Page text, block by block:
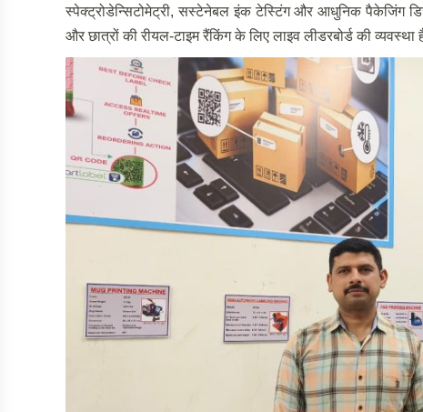
स्पेक्ट्रोडेन्सिटोमेट्री, सस्टेनेबल इंक टेस्टिंग और आधुनिक पैकेजिंग
और छात्रों की रीयल-टाइम रैंकिंग के लिए लाइव लीडरबोर्ड की